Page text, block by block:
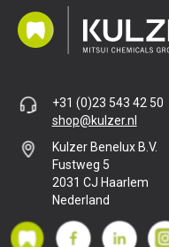
+31 (0)23 543 42 50
shop@kulzer.nl
Kulzer Benelux B.V.
Fustweg 5
2031 CJ Haarlem
Nederland